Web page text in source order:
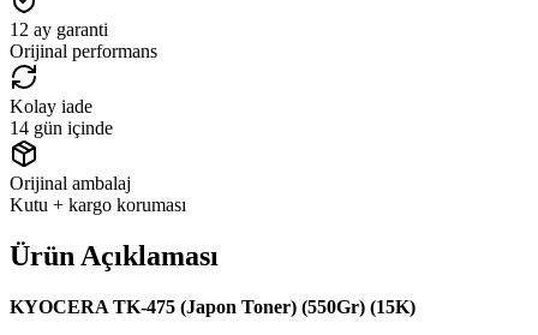
12 ay garanti
Orijinal performans
Kolay iade
14 gün içinde
Orijinal ambalaj
Kutu + kargo koruması
Ürün Açıklaması
KYOCERA TK-475 (Japon Toner) (550Gr) (15K)